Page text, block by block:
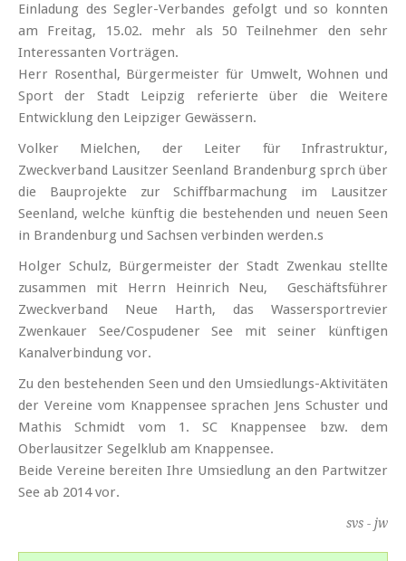
Einladung des Segler-Verbandes gefolgt und so konnten
am Freitag, 15.02. mehr als 50 Teilnehmer den sehr
Interessanten Vorträgen.
Herr Rosenthal, Bürgermeister für Umwelt, Wohnen und
Sport der Stadt Leipzig referierte über die Weitere
Entwicklung den Leipziger Gewässern.
Volker Mielchen, der Leiter für Infrastruktur,
Zweckverband Lausitzer Seenland Brandenburg sprch über
die Bauprojekte zur Schiffbarmachung im Lausitzer
Seenland, welche künftig die bestehenden und neuen Seen
in Brandenburg und Sachsen verbinden werden.s
Holger Schulz, Bürgermeister der Stadt Zwenkau stellte
zusammen mit Herrn Heinrich Neu, Geschäftsführer
Zweckverband Neue Harth, das Wassersportrevier
Zwenkauer See/Cospudener See mit seiner künftigen
Kanalverbindung vor.
Zu den bestehenden Seen und den Umsiedlungs-Aktivitäten
der Vereine vom Knappensee sprachen Jens Schuster und
Mathis Schmidt vom 1. SC Knappensee bzw. dem
Oberlausitzer Segelklub am Knappensee.
Beide Vereine bereiten Ihre Umsiedlung an den Partwitzer
See ab 2014 vor.
svs - jw